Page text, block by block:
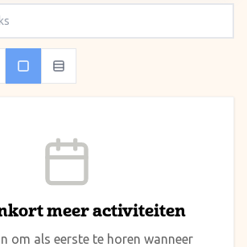
meer activiteiten
om als eerste te horen wanneer